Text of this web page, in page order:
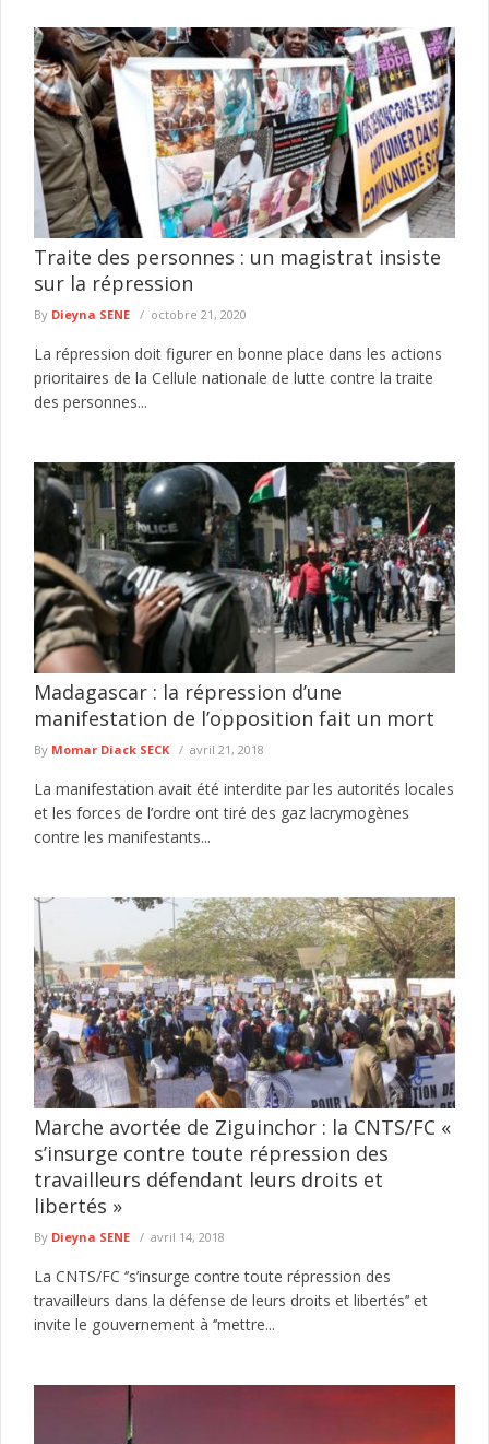
Traite des personnes : un magistrat insiste
sur la répression
By Dieyna SENE octobre 21, 2020
La répression doit figurer en bonne place dans les actions
prioritaires de la Cellule nationale de lutte contre la traite
des personnes...
Madagascar : la répression d’une
manifestation de l’opposition fait un mort
By Momar Diack SECK avril 21, 2018
La manifestation avait été interdite par les autorités locales
et les forces de l’ordre ont tiré des gaz lacrymogènes
contre les manifestants...
Marche avortée de Ziguinchor : la CNTS/FC «
s’insurge contre toute répression des
travailleurs défendant leurs droits et
libertés »
By Dieyna SENE avril 14, 2018
La CNTS/FC ‘’s’insurge contre toute répression des
travailleurs dans la défense de leurs droits et libertés’’ et
invite le gouvernement à ‘’mettre...